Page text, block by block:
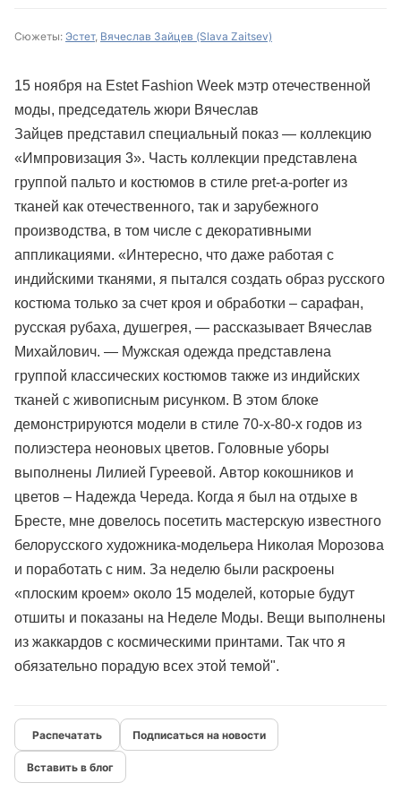
Сюжеты: Эстет, Вячеслав Зайцев (Slava Zaitsev)
15 ноября на Estet Fashion Week мэтр отечественной
моды, председатель жюри Вячеслав
Зайцев представил специальный показ — коллекцию
«Импровизация 3». Часть коллекции представлена
группой пальто и костюмов в стиле рret-a-рorter из
тканей как отечественного, так и зарубежного
производства, в том числе с декоративными
аппликациями. «Интересно, что даже работая с
индийскими тканями, я пытался создать образ русского
костюма только за счет кроя и обработки – сарафан,
русская рубаха, душегрея, — рассказывает Вячеслав
Михайлович. — Мужская одежда представлена
группой классических костюмов также из индийских
тканей с живописным рисунком. В этом блоке
демонстрируются модели в стиле 70-х-80-х годов из
полиэстера неоновых цветов. Головные уборы
выполнены Лилией Гуреевой. Автор кокошников и
цветов – Надежда Череда. Когда я был на отдыхе в
Бресте, мне довелось посетить мастерскую известного
белорусского художника-модельера Николая Морозова
и поработать с ним. За неделю были раскроены
«плоским кроем» около 15 моделей, которые будут
отшиты и показаны на Неделе Моды. Вещи выполнены
из жаккардов с космическими принтами. Так что я
обязательно порадую всех этой темой".
Подписаться на новости
Вставить в блог